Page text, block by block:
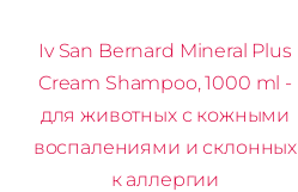
Iv San Bernard Mineral Plus
Cream Shampoo, 1000 ml -
для животных с кожными
воспалениями и склонных
к аллергии